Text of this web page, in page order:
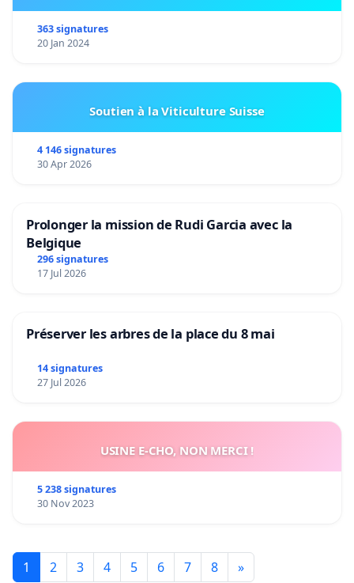
363 signatures
20 Jan 2024
Soutien à la Viticulture Suisse
4 146 signatures
30 Apr 2026
Prolonger la mission de Rudi Garcia avec la
Belgique
296 signatures
17 Jul 2026
Préserver les arbres de la place du 8 mai
14 signatures
27 Jul 2026
USINE E-CHO, NON MERCI !
5 238 signatures
30 Nov 2023
1 2 3 4 5 6 7 8 »